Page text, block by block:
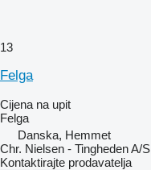
13
Felga
Cijena na upit
Felga
Danska, Hemmet
Chr. Nielsen - Tingheden A/S
Kontaktirajte prodavatelja